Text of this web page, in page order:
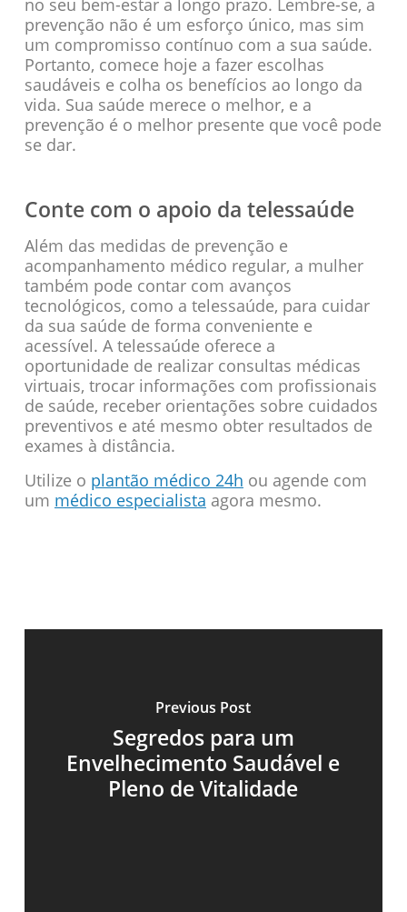
no seu bem-estar a longo prazo. Lembre-se, a
prevenção não é um esforço único, mas sim
um compromisso contínuo com a sua saúde.
Portanto, comece hoje a fazer escolhas
saudáveis e colha os benefícios ao longo da
vida. Sua saúde merece o melhor, e a
prevenção é o melhor presente que você pode
se dar.
Conte com o apoio da telessaúde
Além das medidas de prevenção e
acompanhamento médico regular, a mulher
também pode contar com avanços
tecnológicos, como a telessaúde, para cuidar
da sua saúde de forma conveniente e
acessível. A telessaúde oferece a
oportunidade de realizar consultas médicas
virtuais, trocar informações com profissionais
de saúde, receber orientações sobre cuidados
preventivos e até mesmo obter resultados de
exames à distância.
Utilize o plantão médico 24h ou agende com
um médico especialista agora mesmo.
Previous Post
Segredos para um
Envelhecimento Saudável e
Pleno de Vitalidade